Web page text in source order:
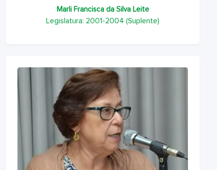
Marli Francisca da Silva Leite
Legislatura: 2001-2004 (Suplente)